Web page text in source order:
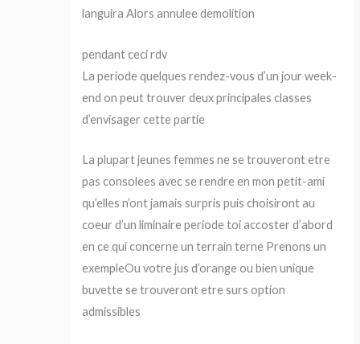
languira Alors annulee demolition
pendant ceci rdv
La periode quelques rendez-vous d’un jour week-
end on peut trouver deux principales classes
d’envisager cette partie
La plupart jeunes femmes ne se trouveront etre
pas consolees avec se rendre en mon petit-ami
qu’elles n’ont jamais surpris puis choisiront au
coeur d’un liminaire periode toi accoster d’abord
en ce qui concerne un terrain terne Prenons un
exempleOu votre jus d’orange ou bien unique
buvette se trouveront etre surs option
admissibles